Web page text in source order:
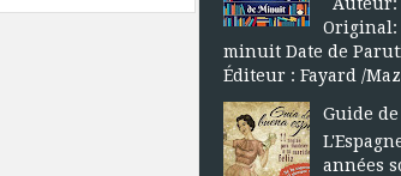
Original:
minuit Date de
Éditeur : Fayard /
Guide
années